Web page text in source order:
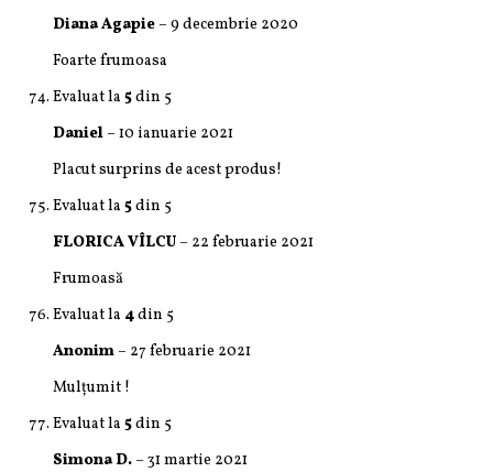
Diana Agapie – 9 decembrie 2020
Foarte frumoasa
Evaluat la 5din 5
Daniel – 10 ianuarie 2021
Placut surprins de acest produs!
Evaluat la 5din 5
FLORICA VÎLCU – 22 februarie 2021
Frumoasă
Evaluat la 4din 5
Anonim – 27 februarie 2021
Mulțumit !
Evaluat la 5din 5
Simona D. – 31 martie 2021